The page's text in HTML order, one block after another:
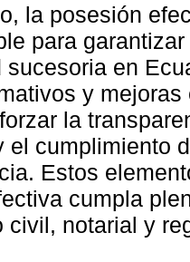
la posesión
para
sucesoria en
y
la
el cumplimiento
Estos
cumpla
civil, notarial y